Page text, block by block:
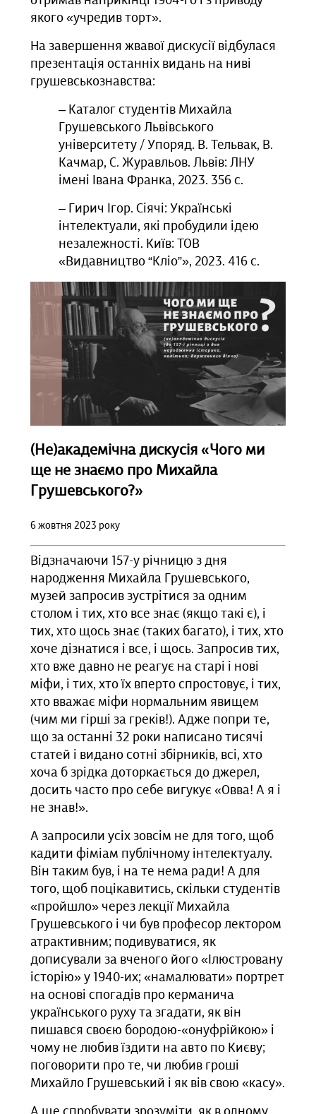
якого «учредив торт».
На завершення жвавої дискусії відбулася
презентація останніх видань на ниві
грушевськознавства:
‒ Каталог студентів Михайла
Грушевського Львівського
університету / Упоряд. В. Тельвак, В.
Качмар, С. Журавльов. Львів: ЛНУ
імені Івана Франка, 2023. 356 с.
‒ Гирич Ігор. Сіячі: Українські
інтелектуали, які пробудили ідею
незалежності. Київ: ТОВ
«Видавництво “Кліо”», 2023. 416 с.
(Не)академічна дискусія «Чого ми
ще не знаємо про Михайла
Грушевського?»
6 жовтня 2023 року
Відзначаючи 157-у річницю з дня
народження Михайла Грушевського,
музей запросив зустрітися за одним
столом і тих, хто все знає (якщо такі є), і
тих, хто щось знає (таких багато), і тих, хто
хоче дізнатися і все, і щось. Запросив тих,
хто вже давно не реагує на старі і нові
міфи, і тих, хто їх вперто спростовує, і тих,
хто вважає міфи нормальним явищем
(чим ми гірші за греків!). Адже попри те,
що за останні 32 роки написано тисячі
статей і видано сотні збірників, всі, хто
хоча б зрідка доторкається до джерел,
досить часто про себе вигукує «Овва! А я і
не знав!».
А запросили усіх зовсім не для того, щоб
кадити фіміам публічному інтелектуалу.
Він таким був, і на те нема ради! А для
того, щоб поцікавитись, скільки студентів
«пройшло» через лекції Михайла
Грушевського і чи був професор лектором
атрактивним; подивуватися, як
дописували за вченого його «Ілюстровану
історію» у 1940-их; «намалювати» портрет
на основі спогадів про керманича
українського руху та згадати, як він
пишався своєю бородою-«онуфрійкою» і
чому не любив їздити на авто по Києву;
поговорити про те, чи любив гроші
Михайло Грушевський і як вів свою «касу».